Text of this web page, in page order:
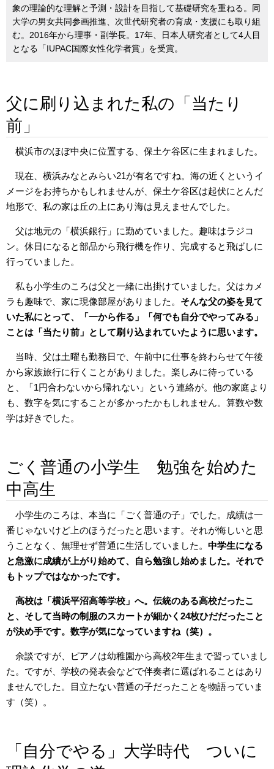
象の理論的な理解と予測・設計を目指して基礎研究を重ねる。同
大学の男女共同参画推進、次世代研究者の育成・支援にも取り組
む。2016年から理事・副学長。17年、日本人研究者として4人目
となる「IUPAC国際女性化学者賞」を受賞。
父に刷り込まれた私の「当たり
前」
横浜市のほぼ中央に位置する、保土ケ谷区に生まれました。
現在、横浜みなとみらい21が有名ですね。海の近くというイ
メージをお持ちかもしれませんが、保土ケ谷区は起伏にとんだ
地形で、私の家は丘の上にあり海は見えませんでした。
父は地元の「横浜銀行」に勤めていました。趣味はラジコ
ン。休日になると部品から飛行機を作り、完成すると飛ばしに
行っていました。
私も小学生のころは父と一緒に出掛けていました。父はカメ
ラも趣味で、家に現像部屋がありました。 そんな父の姿を見て
いた私にとって、「一から作る」「何でも自分でやってみる」
ことは「当たり前」として刷り込まれていたように思います。
当時、父は土曜も勤務日で、午前中に仕事を終わらせて午後
から家族旅行に行くことがありました。楽しみに待っている
と、「1円合わないから帰れない」という連絡が。他の家庭より
も、数字を気にすることが多かったかもしれません。算数や数
学は好きでした。
ごく普通の小学生 勉強を始めた
中高生
小学生のころは、本当に「ごく普通の子」でした。成績は一
番じゃないけど上のほうだったと思います。それが悔しいと思
うことなく、無理せず普通に生活していました。 中学生になる
と急激に成績が上がり始めて、自ら勉強し始めました。それで
もトップではなかったです。
高校は「横浜平沼高等学校」へ。伝統のある高校だったこ
と、そして当時の制服のスカートが細かく24枚ひだだったこと
が決め手です。数字が気になっていますね（笑）。
余談ですが、ピアノは幼稚園から高校2年生まで習っていまし
た。ですが、学校の発表会などで伴奏者に選ばれることはあり
ませんでした。目立たない普通の子だったことを物語っていま
す（笑）。
「自分でやる」大学時代 ついに